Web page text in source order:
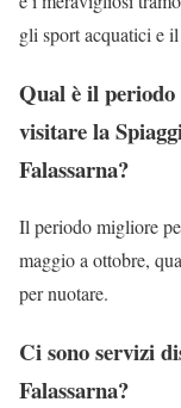
gli sport acquatici e
Qual è il
visitare la
Falassarna?
Il periodo migliore
maggio a ottobre,
per nuotare.
Ci sono servizi
Falassarna?